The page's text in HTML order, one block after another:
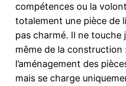
compétences ou la
totalement une pièce de
pas charmé. Il ne touche
même de la construction
l’aménagement des
mais se charge